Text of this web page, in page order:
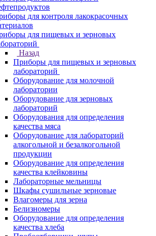
для контроля лакокрасочных
для пищевых и зерновых
Назад
Приборы для пищевых и зерновых
лабораторий
Оборудование для молочной
лаборатории
Оборудование для зерновых
лабораторий
Оборудования для определения
качества мяса
Оборудование для лабораторий
алкогольной и безалкогольной
продукции
Оборудование для определения
качества клейковины
Лабораторные мельницы
Шкафы сушильные зерновые
Влагомеры для зерна
Белизномеры
Оборудование для определения
качества хлеба